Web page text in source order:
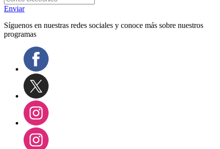
Enviar
Síguenos en nuestras redes sociales y conoce más sobre nuestros
programas